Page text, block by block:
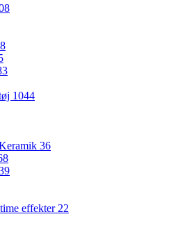
1044
36
effekter22